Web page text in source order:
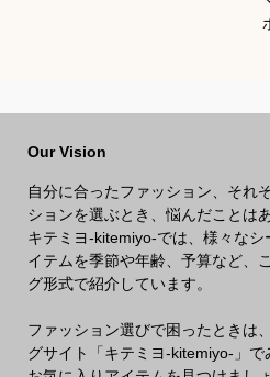
Our Vision
自分に合ったファッション、それ
ションを選ぶとき、悩んだことは
キテミヨ-kitemiyo-では、様々な
イテムを季節や年齢、予算など、
グ形式で紹介しています。
ファッション選びで困ったときは
グサイト「キテミヨ-kitemiyo-」